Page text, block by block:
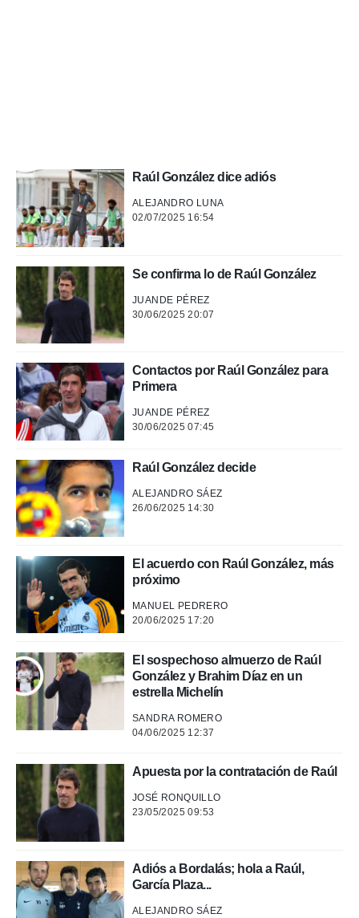
el
de
o a través
de
de
uso de
con el
e
mediante
publicidad
de
1199
Raúl González dice adiós
ALEJANDRO LUNA
02/07/2025 16:54
Se confirma lo de Raúl González
JUANDE PÉREZ
30/06/2025 20:07
Contactos por Raúl González para
Primera
JUANDE PÉREZ
30/06/2025 07:45
Raúl González decide
ALEJANDRO SÁEZ
26/06/2025 14:30
El acuerdo con Raúl González, más
próximo
MANUEL PEDRERO
20/06/2025 17:20
El sospechoso almuerzo de Raúl
González y Brahim Díaz en un
estrella Michelín
SANDRA ROMERO
04/06/2025 12:37
Apuesta por la contratación de Raúl
JOSÉ RONQUILLO
23/05/2025 09:53
Adiós a Bordalás; hola a Raúl,
García Plaza...
ALEJANDRO SÁEZ